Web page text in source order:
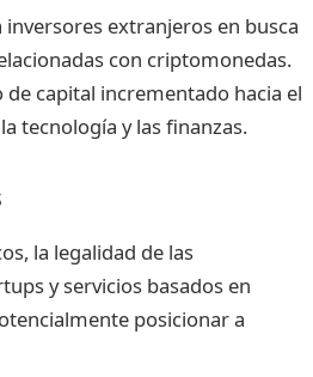
extranjeros en busca
con criptomonedas.
capital incrementado hacia el
tecnología y las finanzas.
la legalidad de las
y servicios basados en
posicionar a